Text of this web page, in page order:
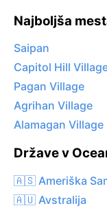
Najboljša
Saipan
Capitol Hill
Pagan Village
Agrihan Village
Alamagan Village
Države v
🇦🇸 Ameriška
🇦🇺 Avstralija